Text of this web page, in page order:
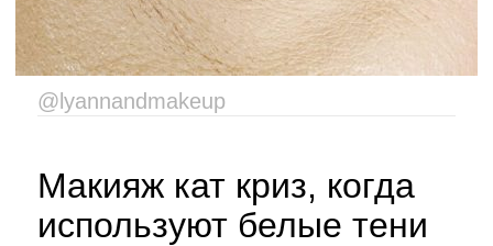
@lyannandmakeup
Макияж кат криз, когда
используют белые тени